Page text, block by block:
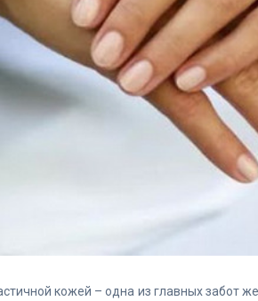
кожей – одна из главных забот